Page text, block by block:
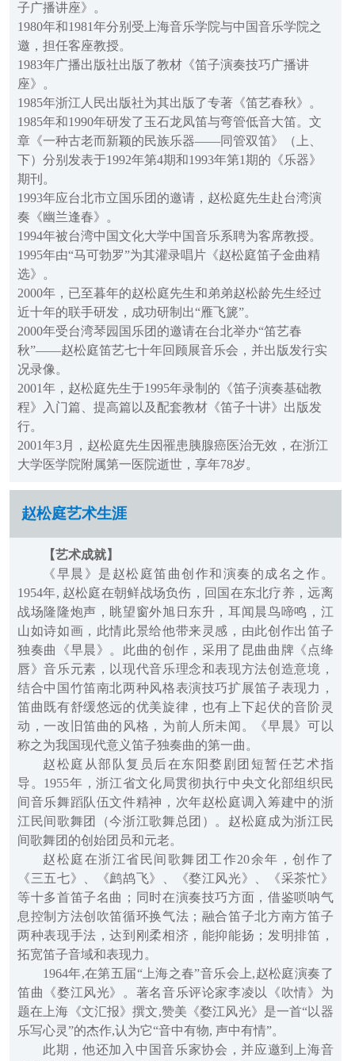
子广播讲座》。
1980年和1981年分别受上海音乐学院与中国音乐学院之
邀，担任客座教授。
1983年广播出版社出版了教材《笛子演奏技巧广播讲
座》。
1985年浙江人民出版社为其出版了专著《笛艺春秋》。
1985年和1990年研发了玉石龙凤笛与弯管低音大笛。文
章《一种古老而新颖的民族乐器——同管双笛》（上、
下）分别发表于1992年第4期和1993年第1期的《乐器》
期刊。
1993年应台北市立国乐团的邀请，赵松庭先生赴台湾演
奏《幽兰逢春》。
1994年被台湾中国文化大学中国音乐系聘为客席教授。
1995年由“马可勃罗”为其灌录唱片《赵松庭笛子金曲精
选》。
2000年，已至暮年的赵松庭先生和弟弟赵松龄先生经过
近十年的联手研发，成功研制出“雁飞篪”。
2000年受台湾琴园国乐团的邀请在台北举办“笛艺春
秋”——赵松庭笛艺七十年回顾展音乐会，并出版发行实
况录像。
2001年，赵松庭先生于1995年录制的《笛子演奏基础教
程》入门篇、提高篇以及配套教材《笛子十讲》出版发
行。
2001年3月，赵松庭先生因罹患胰腺癌医治无效，在浙江
大学医学院附属第一医院逝世，享年78岁。
赵松庭艺术生涯
【艺术成就】
《早晨》是赵松庭笛曲创作和演奏的成名之作。
1954年, 赵松庭在朝鲜战场负伤，回国在东北疗养，远离
战场隆隆炮声，眺望窗外旭日东升，耳闻晨鸟啼鸣，江
山如诗如画，此情此景给他带来灵感，由此创作出笛子
独奏曲《早晨》。此曲的创作，采用了昆曲曲牌《点绛
唇》音乐元素，以现代音乐理念和表现方法创造意境，
结合中国竹笛南北两种风格表演技巧扩展笛子表现力，
笛曲既有舒缓悠远的优美旋律，也有上下起伏的音阶灵
动，一改旧笛曲的风格，为前人所未闻。《早晨》可以
称之为我国现代意义笛子独奏曲的第一曲。
赵松庭从部队复员后在东阳婺剧团短暂任艺术指
导。1955年，浙江省文化局贯彻执行中央文化部组织民
间音乐舞蹈队伍文件精神，次年赵松庭调入筹建中的浙
江民间歌舞团（今浙江歌舞总团）。赵松庭成为浙江民
间歌舞团的创始团员和元老。
赵松庭在浙江省民间歌舞团工作20余年，创作了
《三五七》、《鹧鸪飞》、《婺江风光》、《采茶忙》
等十多首笛子名曲；同时在演奏技巧方面，借鉴唢呐气
息控制方法创吹笛循环换气法；融合笛子北方南方笛子
两种表现手法，达到刚柔相济，能抑能扬；发明排笛，
拓宽笛子音域和表现力。
1964年,在第五届“上海之春”音乐会上,赵松庭演奏了
笛曲《婺江风光》。著名音乐评论家李凌以《吹情》为
题在上海《文汇报》撰文,赞美《婺江风光》是一首“以器
乐写心灵”的杰作,认为它“音中有物, 声中有情”。
此期，他还加入中国音乐家协会，并应邀到上海音